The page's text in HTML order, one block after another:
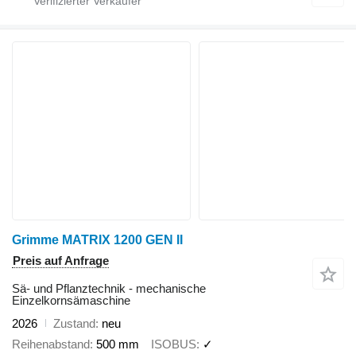
Grimme MATRIX 1200 GEN II
Preis auf Anfrage
Sä- und Pflanztechnik - mechanische
Einzelkornsämaschine
2026
Zustand neu
Reihenabstand 500 mm ISOBUS ✓